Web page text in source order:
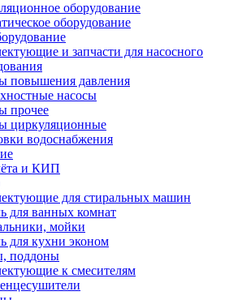
оборудование
оборудование
и запчасти для насосного
повышения давления
насосы
прочее
циркуляционные
водоснабжения
и КИП
для стиральных машин
для ванных комнат
мойки
для кухни эконом
поддоны
к смесителям